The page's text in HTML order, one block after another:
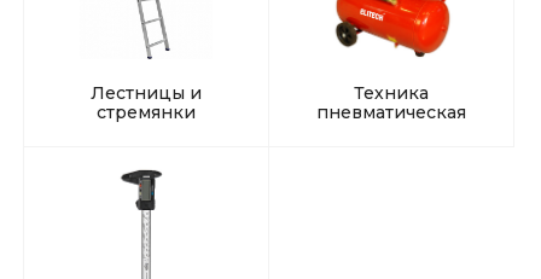
Лестницы и
стремянки
Техника
пневматическая